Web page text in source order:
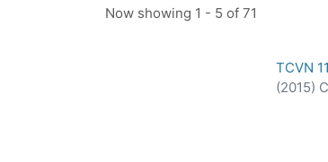
Recent
Now showing 1 - 5 of 71
TCVN
(2015)